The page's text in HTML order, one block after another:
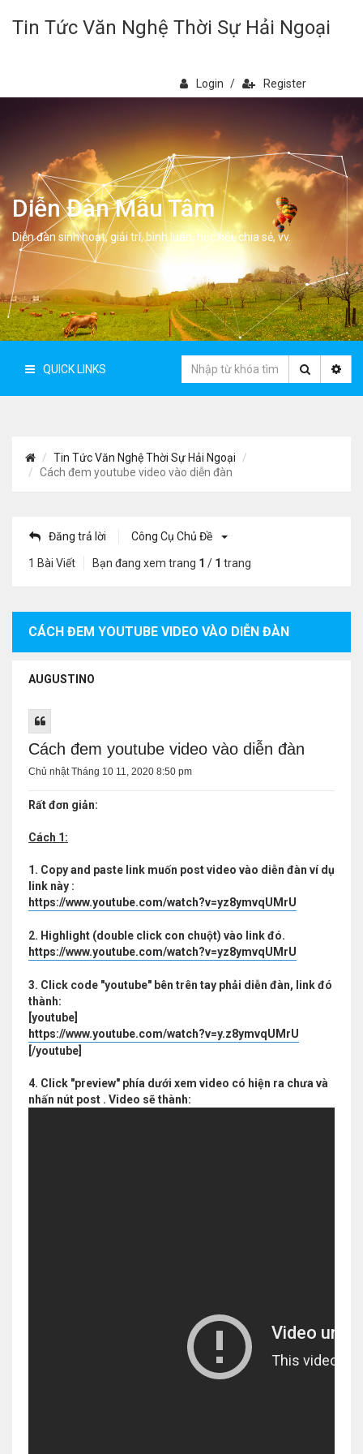
Tin Tức Văn Nghệ Thời Sự Hải Ngoại
Login / Register
Diễn Đàn Mẫu Tâm
Diễn đàn sinh hoạt, giải trí, bình luân, học hỏi, chia sẻ, vv.
QUICK LINKS
Tin Tức Văn Nghệ Thời Sự Hải Ngoại
Cách đem youtube video vào diễn đàn
Đăng trả lời Công Cụ Chủ Đề
1 Bài Viết Bạn đang xem trang 1 / 1 trang
CÁCH ĐEM YOUTUBE VIDEO VÀO DIỄN ĐÀN
AUGUSTINO
Cách đem youtube video vào diễn đàn
Chủ nhật Tháng 10 11, 2020 8:50 pm
Rất đơn giản:
Cách 1:
1. Copy and paste link muốn post video vào diễn đàn ví dụ
link này :
https://www.youtube.com/watch?v=yz8ymvqUMrU
2. Highlight (double click con chuột) vào link đó.
https://www.youtube.com/watch?v=yz8ymvqUMrU
3. Click code "youtube" bên trên tay phải diễn đàn, link đó
thành:
[youtube]
https://www.youtube.com/watch?v=y.z8ymvqUMrU
[/youtube]
4. Click "preview" phía dưới xem video có hiện ra chưa và
nhấn nút post . Video sẽ thành: